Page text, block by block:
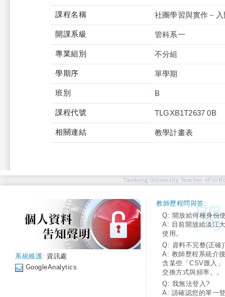
課程名稱 社團學習與實作－
開課系級 管科系一
專業組別 不分組
學期序 單學期
班別 B
課程代號 TLGXB1T2637 0B
相關連結 教學計畫表
Tamkang University Teacher
系統維護: 資訊處
GoogleAnalytics
教師歷程問與答:
Q: 開放給何種身份
A: 目前開放給淡江
使用。
Q: 資料不完整(正確
A: 教師歷程系統介
含某些「CSV匯入
交換方式與頻率。。
Q: 我無法登入?
A: 請確認您的單一